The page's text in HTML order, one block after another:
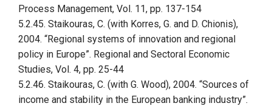
Process Management, Vol. 11, pp. 137-154
5.2.45. Staikouras, C. (with Korres, G. and D. Chionis),
2004. “Regional systems of innovation and regional
policy in Europe”. Regional and Sectoral Economic
Studies, Vol. 4, pp. 25-44
5.2.46. Staikouras, C. (with G. Wood), 2004. “Sources of
income and stability in the European banking industry”.